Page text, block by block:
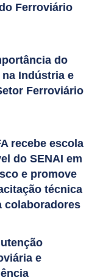
Ferroviário
do
na Indústria e
Ferroviário
recebe escola
do SENAI em
e promove
técnica
colaboradores
e